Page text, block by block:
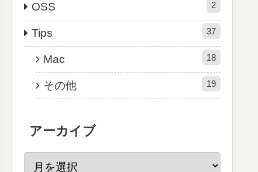
OSS 2
Tips 37
Mac 18
その他 19
アーカイブ